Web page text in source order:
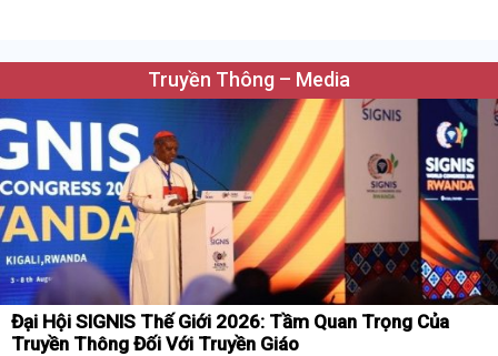
Truyền Thông – Media
Đại Hội SIGNIS Thế Giới 2026: Tầm Quan Trọng Của
Truyền Thông Đối Với Truyền Giáo